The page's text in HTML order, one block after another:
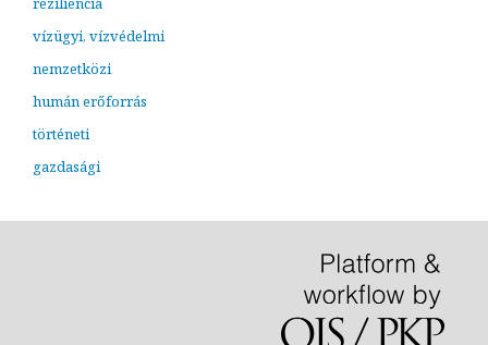
vízügyi, vízvédelmi
nemzetközi
humán erőforrás
történeti
gazdasági